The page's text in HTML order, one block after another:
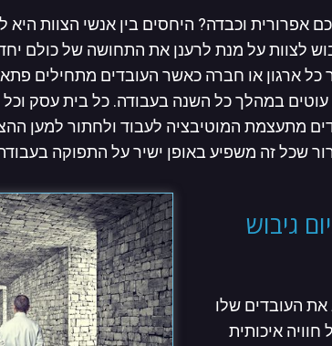
וכבדה? היחסים בין אנשי הצוות היא
לצוות על מנת לרענן את התחושה של כולם
כל ארגון או חברה כאשר העובדים מתחילים
עוטים במהלך כל השנה בעבודה. כל בית עסק
מתעצמת המוטיבציה לעבוד ולחתור למען
שכל זה משפיע באופן ישיר על התפוקה
גיבוש
העובדים שלו
איכותית